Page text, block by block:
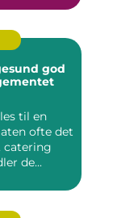
god
til en
ofte det
catering
de...